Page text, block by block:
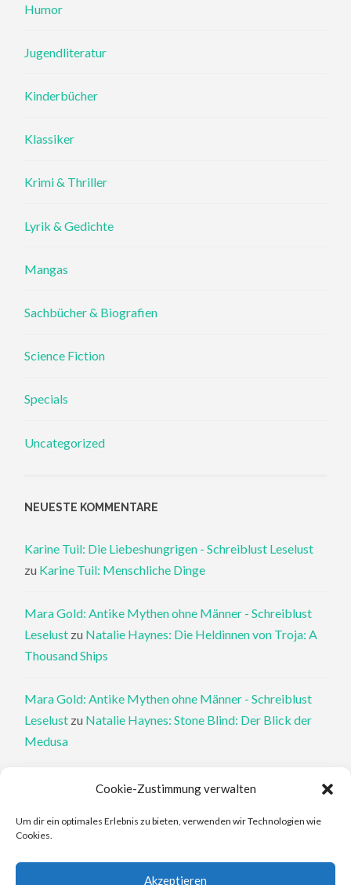
Cookie-Zustimmung verwalten
Um dir ein optimales Erlebnis zu bieten, verwenden wir Technologien wie
Cookies.
Akzeptieren
Humor
Jugendliteratur
Kinderbücher
Klassiker
Krimi & Thriller
Lyrik & Gedichte
Mangas
Sachbücher & Biografien
Science Fiction
Specials
Uncategorized
NEUESTE KOMMENTARE
Karine Tuil: Die Liebeshungrigen - Schreiblust Leselust
zu Karine Tuil: Menschliche Dinge
Mara Gold: Antike Mythen ohne Männer - Schreiblust
Leselust zu Natalie Haynes: Die Heldinnen von Troja: A
Thousand Ships
Mara Gold: Antike Mythen ohne Männer - Schreiblust
Leselust zu Natalie Haynes: Stone Blind: Der Blick der
Medusa
Philippa Perry: Die Therapeutin und ihre Mörder: Dr. Pat
Philippa Perry: Das Buch, von dem du dir wünschst, deine